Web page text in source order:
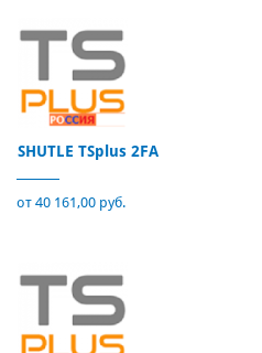
SHUTLE TSplus 2FA
от 40 161,00 руб.